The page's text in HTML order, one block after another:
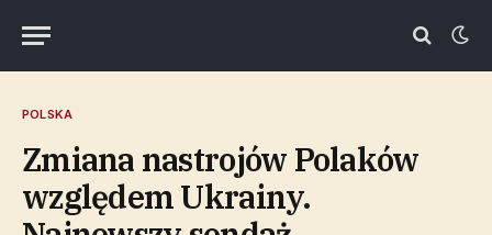
POLSKA
Zmiana nastrojów Polaków
względem Ukrainy.